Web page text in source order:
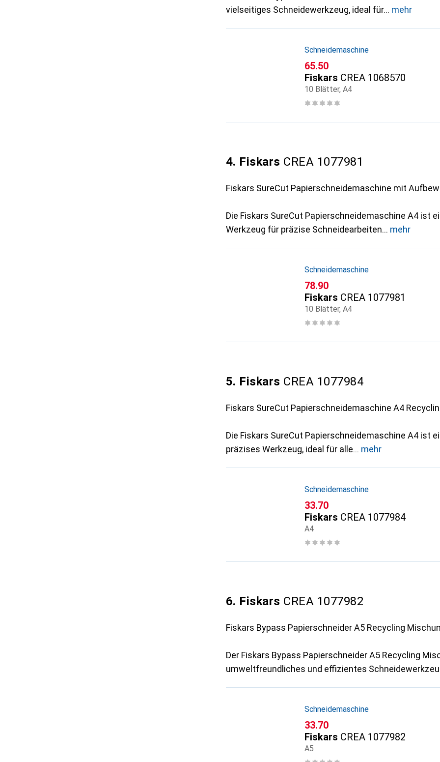
vielseitiges Schneidewerkzeug, ideal für
mehr
Schneidemaschine
CHF
65.50
Fiskars CREA 1068570
10 Blätter, A4
4. Fiskars CREA 1077981
Fiskars SureCut Papierschneidemaschine mit
Die Fiskars SureCut Papierschneidemaschine A4 ist
Werkzeug für präzise Schneidearbeiten
mehr
Schneidemaschine
CHF
78.90
Fiskars CREA 1077981
10 Blätter, A4
5. Fiskars CREA 1077984
Fiskars SureCut Papierschneidemaschine A4
Die Fiskars SureCut Papierschneidemaschine A4 ist
präzises Werkzeug, ideal für alle
mehr
Schneidemaschine
CHF
33.70
Fiskars CREA 1077984
A4
6. Fiskars CREA 1077982
Fiskars Bypass Papierschneider A5 Recycling
Der Fiskars Bypass Papierschneider A5 Recycling
umweltfreundliches und effizientes
Schneidemaschine
CHF
33.70
Fiskars CREA 1077982
A5